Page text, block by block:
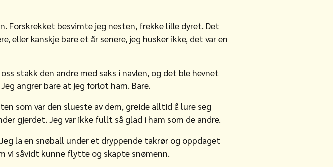
Forskrekket besvimte jeg nesten, frekke lille dyret. Det
eller kanskje bare et år senere, jeg husker ikke, det var en
stakk den andre med saks i navlen, og det ble hevnet
angrer bare at jeg forlot ham. Bare.
som var den slueste av dem, greide alltid å lure seg
gjerdet. Jeg var ikke fullt så glad i ham som de andre.
la en snøball under et dryppende takrør og oppdaget
vi såvidt kunne flytte og skapte snømenn.